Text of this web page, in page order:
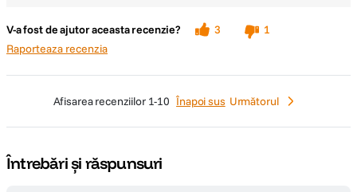
V-a fost de ajutor aceasta recenzie? 3
1
Raporteaza recenzia
afisarea recenziilor 1-10 Înapoi sus Următorul
Întrebări și răspunsuri